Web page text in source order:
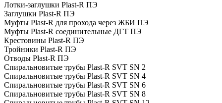
Лотки-заглушки Plast-R ПЭ
Заглушки Plast-R ПЭ
Муфты Plast-R для прохода через ЖБИ ПЭ
Муфты Plast-R соединительные ДГТ ПЭ
Крестовины Plast-R ПЭ
Тройники Plast-R ПЭ
Отводы Plast-R ПЭ
Спиральновитые трубы Plast-R SVT SN 2
Спиральновитые трубы Plast-R SVT SN 4
Спиральновитые трубы Plast-R SVT SN 6
Спиральновитые трубы Plast-R SVT SN 8